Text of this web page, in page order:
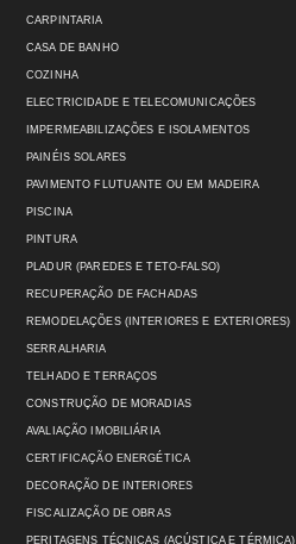
CARPINTARIA
CASA DE BANHO
COZINHA
ELECTRICIDADE E TELECOMUNICAÇÕES
IMPERMEABILIZAÇÕES E ISOLAMENTOS
PAINÉIS SOLARES
PAVIMENTO FLUTUANTE OU EM MADEIRA
PISCINA
PINTURA
PLADUR (PAREDES E TETO-FALSO)
RECUPERAÇÃO DE FACHADAS
REMODELAÇÕES (INTERIORES E EXTERIORES)
SERRALHARIA
TELHADO E TERRAÇOS
CONSTRUÇÃO DE MORADIAS
AVALIAÇÃO IMOBILIÁRIA
CERTIFICAÇÃO ENERGÉTICA
DECORAÇÃO DE INTERIORES
FISCALIZAÇÃO DE OBRAS
PERITAGENS TÉCNICAS (ACÚSTICA E TÉRMICA)